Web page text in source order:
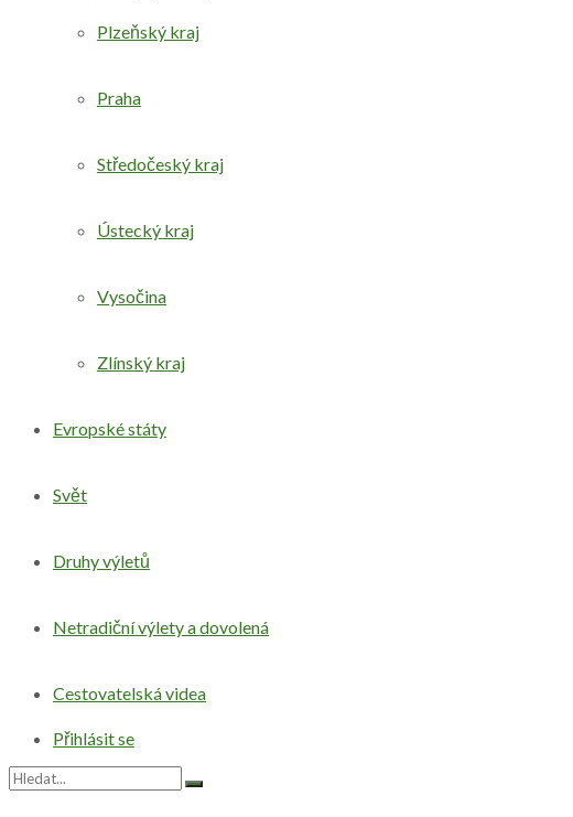
Přihlásit se
Plzeňský kraj
Praha
Středočeský kraj
Ústecký kraj
Vysočina
Zlínský kraj
Evropské státy
Svět
Druhy výletů
Netradiční výlety a dovolená
Cestovatelská videa